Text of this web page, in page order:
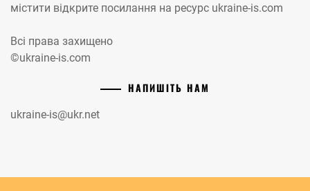
містити відкрите посилання на ресурс ukraine-is.com
Всі права захищено
©ukraine-is.com
НАПИШІТЬ НАМ
ukraine-is@ukr.net